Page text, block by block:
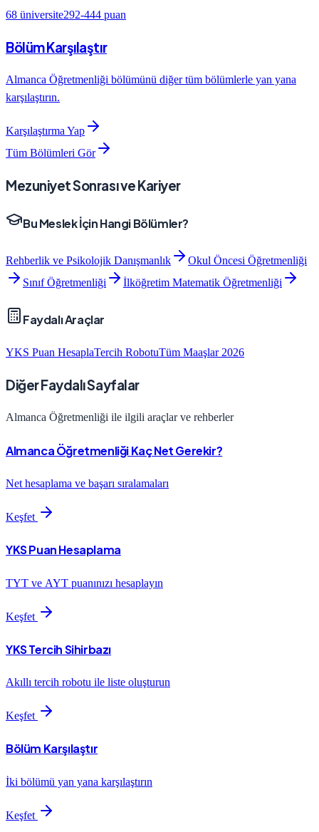
68 üniversite292-444 puan
Bölüm Karşılaştır
Almanca Öğretmenliği bölümünü diğer tüm bölümlerle yan yana
karşılaştırın.
Karşılaştırma Yap
Tüm Bölümleri Gör
Mezuniyet Sonrası ve Kariyer
Bu Meslek İçin Hangi Bölümler?
Rehberlik ve Psikolojik Danışmanlık
Okul Öncesi Öğretmenliği
Sınıf Öğretmenliği
İlköğretim Matematik Öğretmenliği
Faydalı Araçlar
YKS Puan HesaplaTercih RobotuTüm Maaşlar 2026
Diğer Faydalı Sayfalar
Almanca Öğretmenliği ile ilgili araçlar ve rehberler
Almanca Öğretmenliği Kaç Net Gerekir?
Net hesaplama ve başarı sıralamaları
Keşfet
YKS Puan Hesaplama
TYT ve AYT puanınızı hesaplayın
Keşfet
YKS Tercih Sihirbazı
Akıllı tercih robotu ile liste oluşturun
Keşfet
Bölüm Karşılaştır
İki bölümü yan yana karşılaştırın
Keşfet